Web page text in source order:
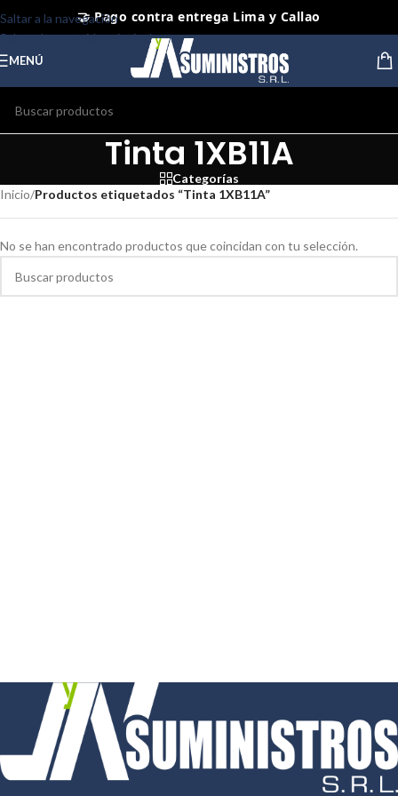
Saltar a la navegación
Saltar al contenido principal
🤝 Pago contra entrega Lima y Callao
⭐ Productos Originales y Nuevos
MENÚ
Tinta 1XB11A
Categorías
Inicio/Productos etiquetados “Tinta 1XB11A”
No se han encontrado productos que coincidan con tu selección.